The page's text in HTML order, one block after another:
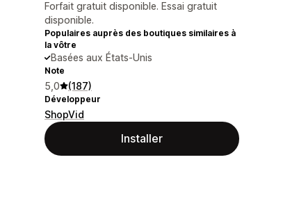
Forfait gratuit disponible. Essai gratuit
disponible.
Populaires auprès des boutiques similaires à
la vôtre
Basées aux États-Unis
Note
5,0 (187)
Développeur
ShopVid
Installer